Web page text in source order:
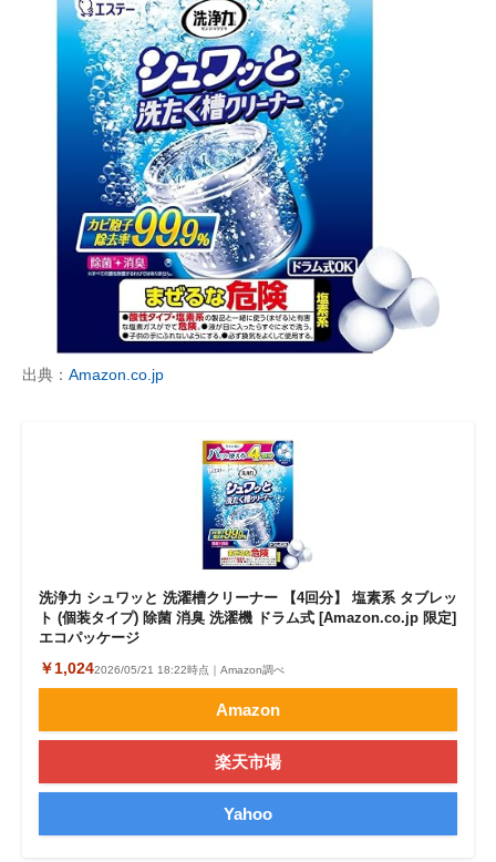
出典： Amazon.co.jp
洗浄力 シュワッと 洗濯槽クリーナー 【4回分】 塩素系 タブレッ
ト (個装タイプ) 除菌 消臭 洗濯機 ドラム式 [Amazon.co.jp 限定]
エコパッケージ
￥1,0242026/05/21 18:22時点｜Amazon調べ
Amazon
楽天市場
Yahoo